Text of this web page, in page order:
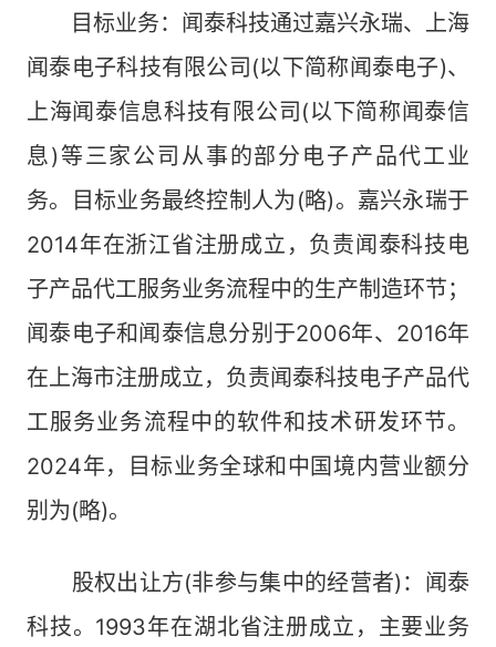
目标业务：闻泰科技通过嘉兴永瑞、上海
闻泰电子科技有限公司(以下简称闻泰电子)、
上海闻泰信息科技有限公司(以下简称闻泰信
息)等三家公司从事的部分电子产品代工业
务。目标业务最终控制人为(略)。嘉兴永瑞于
2014年在浙江省注册成立，负责闻泰科技电
子产品代工服务业务流程中的生产制造环节；
闻泰电子和闻泰信息分别于2006年、2016年
在上海市注册成立，负责闻泰科技电子产品代
工服务业务流程中的软件和技术研发环节。
2024年，目标业务全球和中国境内营业额分
别为(略)。
股权出让方(非参与集中的经营者)：闻泰
科技。1993年在湖北省注册成立，主要业务